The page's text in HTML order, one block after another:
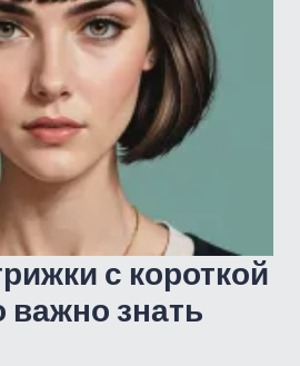
с короткой
важно знать